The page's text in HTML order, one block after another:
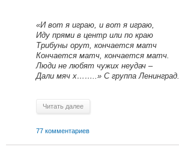
«И вот я играю, и вот я играю,
Иду прями в центр или по краю
Трибуны орут, кончается матч
Кончается матч, кончается матч.
Люди не любят чужих неудач –
Дали мяч х……..» С группа Ленинград.
Читать далее
77 комментариев